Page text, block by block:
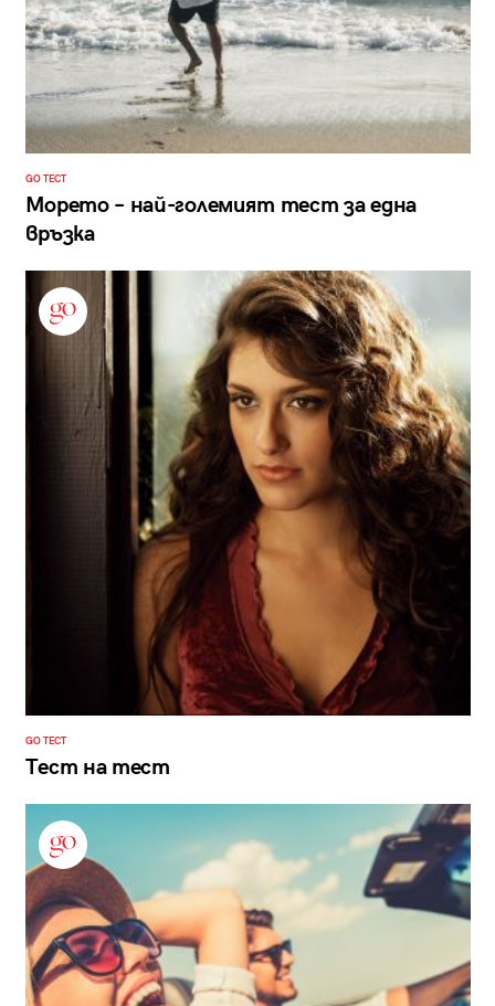
GO ТЕСТ
Морето – най-големият тест за една
връзка
GO ТЕСТ
Тест на тест